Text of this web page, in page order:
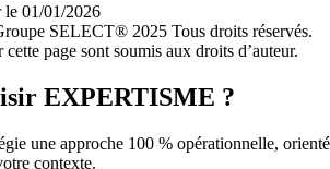
le 01/01/2026
SELECT® 2025 Tous droits réservés.
cette page sont soumis aux droits d’auteur.
EXPERTISME ?
une approche 100 % opérationnelle,
contexte.